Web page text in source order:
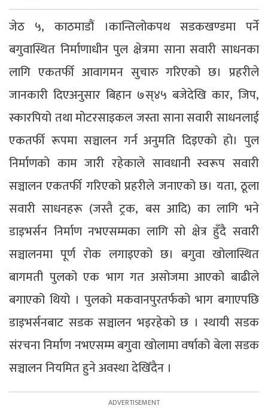
जेठ ५, काठमाडौं ।कान्तिलोकपथ सडकखण्डमा पर्ने
बगुवास्थित निर्माणाधीन पुल क्षेत्रमा साना सवारी साधनका
लागि एकतर्फी आवागमन सुचारु गरिएको छ। प्रहरीले
जानकारी दिएअनुसार बिहान ७स्४५ बजेदेखि कार, जिप,
स्कारपियो तथा मोटरसाइकल जस्ता साना सवारी साधनलाई
एकतर्फी रूपमा सञ्चालन गर्न अनुमति दिइएको हो। पुल
निर्माणको काम जारी रहेकाले सावधानी स्वरूप सवारी
सञ्चालन एकतर्फी गरिएको प्रहरीले जनाएको छ। यता, ठूला
सवारी साधनहरू (जस्तै ट्रक, बस आदि) का लागि भने
डाइभर्सन निर्माण नभएसम्मका लागि सो क्षेत्र हुँदै सवारी
सञ्चालनमा पूर्ण रोक लगाइएको छ। बगुवा खोलास्थित
बागमती पुलको एक भाग गत असोजमा आएको बाढीले
बगाएको थियो । पुलको मकवानपुरतर्फको भाग बगाएपछि
डाइभर्सनबाट सडक सञ्चालन भइरहेको छ । स्थायी सडक
संरचना निर्माण नभएसम्म बगुवा खोलामा वर्षाको बेला सडक
सञ्चालन नियमित हुने अवस्था देखिँदैन ।